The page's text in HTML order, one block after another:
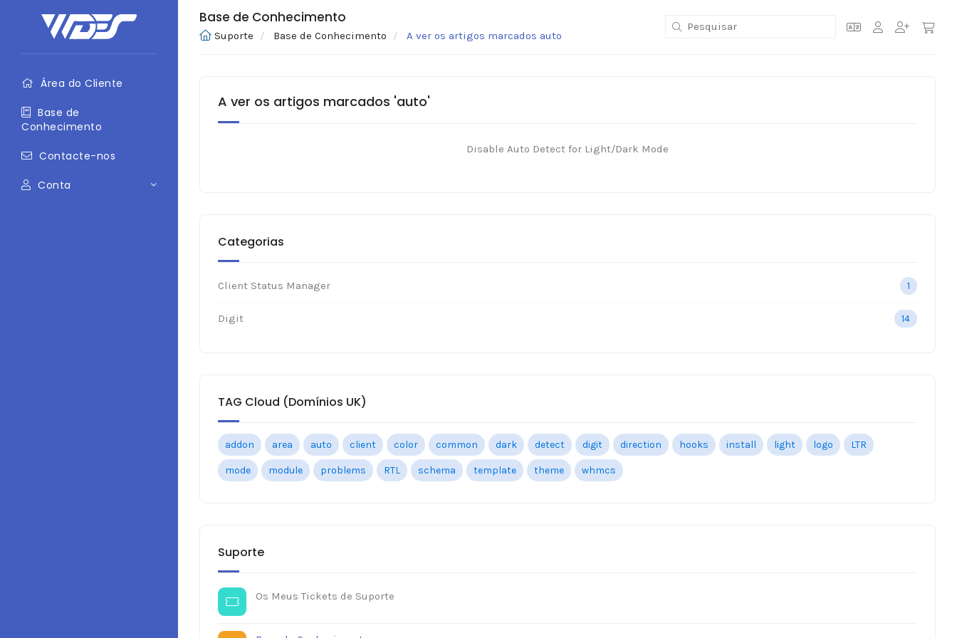
Área do Cliente
Base de
Conhecimento
Contacte-nos
Conta
Base de Conhecimento
Suporte Base de Conhecimento A ver os artigos marcados auto
Categorias
1
Client Status Manager
14
Digit
TAG Cloud (Domínios UK)
addon area auto client color common dark detect digit direction hooks install light logo LTR
mode module problems RTL schema template theme whmcs
Suporte
Os Meus Tickets de Suporte
A ver os artigos marcados 'auto'
Disable Auto Detect for Light/Dark Mode